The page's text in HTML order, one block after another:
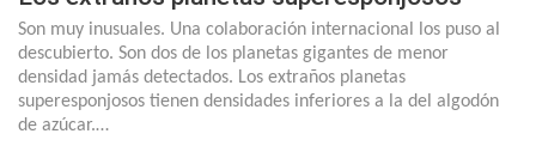
Son muy inusuales. Una colaboración internacional los puso al
descubierto. Son dos de los planetas gigantes de menor
densidad jamás detectados. Los extraños planetas
superesponjosos tienen densidades inferiores a la del algodón
de azúcar.…